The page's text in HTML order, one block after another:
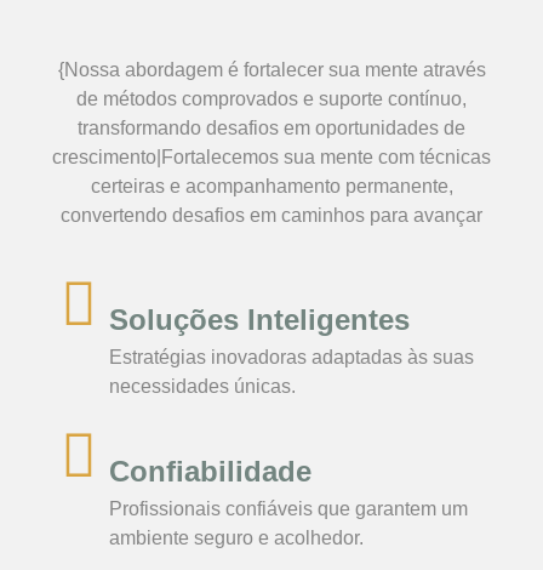
{Nossa abordagem é fortalecer sua mente através
de métodos comprovados e suporte contínuo,
transformando desafios em oportunidades de
crescimento|Fortalecemos sua mente com técnicas
certeiras e acompanhamento permanente,
convertendo desafios em caminhos para avançar
Soluções Inteligentes
Estratégias inovadoras adaptadas às suas
necessidades únicas.
Confiabilidade
Profissionais confiáveis que garantem um
ambiente seguro e acolhedor.